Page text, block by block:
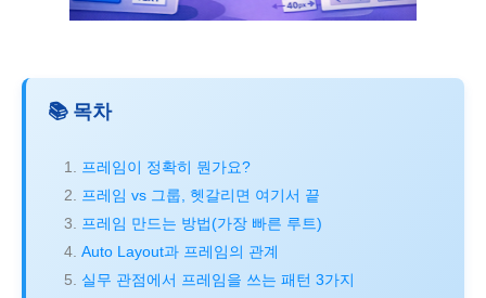
📚 목차
프레임이 정확히 뭔가요?
프레임 vs 그룹, 헷갈리면 여기서 끝
프레임 만드는 방법(가장 빠른 루트)
Auto Layout과 프레임의 관계
실무 관점에서 프레임을 쓰는 패턴 3가지